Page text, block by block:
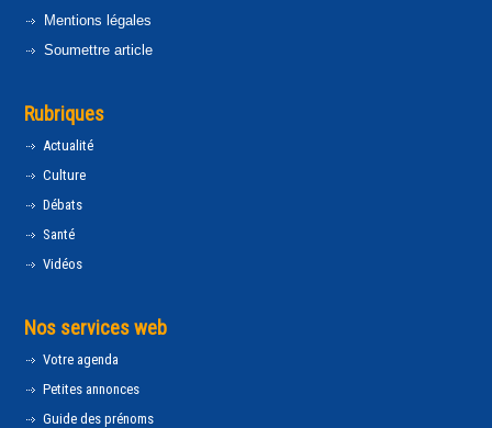
Mentions légales
Soumettre article
Rubriques
Actualité
Culture
Débats
Santé
Vidéos
Nos services web
Votre agenda
Petites annonces
Guide des prénoms